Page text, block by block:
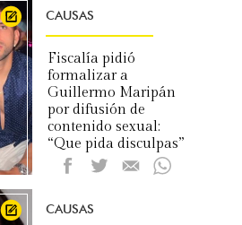
CAUSAS
Fiscalía pidió
formalizar a
Guillermo Maripán
por difusión de
contenido sexual:
“Que pida disculpas”
CAUSAS